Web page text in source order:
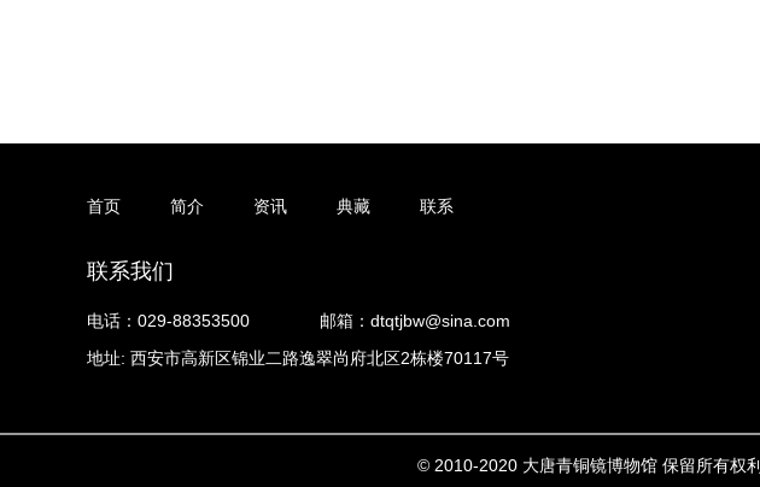
首页 简介 资讯 典藏 联系
联系我们
电话：029-88353500
邮箱：dtqtjbw@sina.com
地址: 西安市高新区锦业二路逸翠尚府北区2栋楼70117号
© 2010-2020 大唐青铜镜博物馆 保留所有权利